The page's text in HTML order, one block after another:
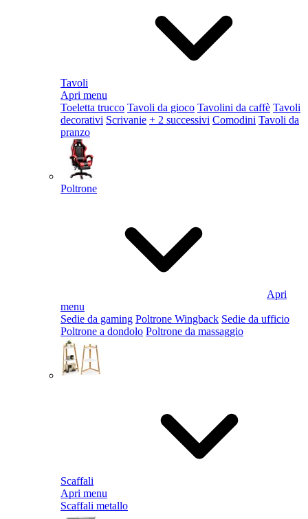
Tavoli
Apri menu
Toeletta trucco Tavoli da gioco Tavolini da caffè Tavoli
decorativi Scrivanie + 2 successivi Comodini Tavoli da
pranzo
Poltrone
Apri
menu
Sedie da gaming Poltrone Wingback Sedie da ufficio
Poltrone a dondolo Poltrone da massaggio
Scaffali
Apri menu
Scaffali metallo